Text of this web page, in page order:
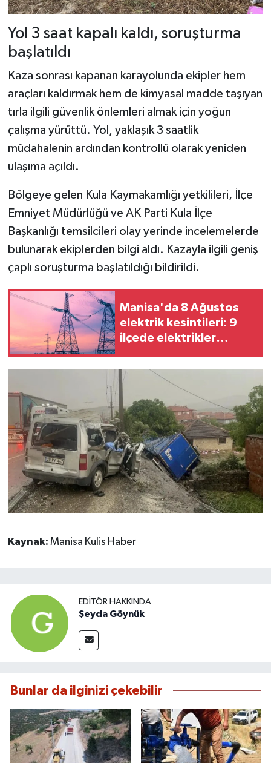
Yol 3 saat kapalı kaldı, soruşturma
başlatıldı
Kaza sonrası kapanan karayolunda ekipler hem
araçları kaldırmak hem de kimyasal madde taşıyan
tırla ilgili güvenlik önlemleri almak için yoğun
çalışma yürüttü. Yol, yaklaşık 3 saatlik
müdahalenin ardından kontrollü olarak yeniden
ulaşıma açıldı.
Bölgeye gelen Kula Kaymakamlığı yetkilileri, İlçe
Emniyet Müdürlüğü ve AK Parti Kula İlçe
Başkanlığı temsilcileri olay yerinde incelemelerde
bulunarak ekiplerden bilgi aldı. Kazayla ilgili geniş
çaplı soruşturma başlatıldığı bildirildi.
Manisa'da 8 Ağustos
elektrik kesintileri: 9
ilçede elektrikler
Kaynak: Manisa Kulis Haber
EDITÖR HAKKINDA
Şeyda Göynük
Bunlar da ilginizi çekebilir